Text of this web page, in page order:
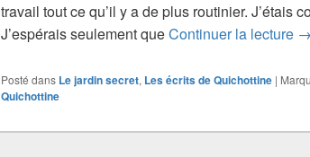
travail tout ce qu’il y a de plus routinier. J’étais
J’espérais seulement queContinuer la lecture →
Posté dans Le jardin secret, Les écrits de Quichottine |
Quichottine